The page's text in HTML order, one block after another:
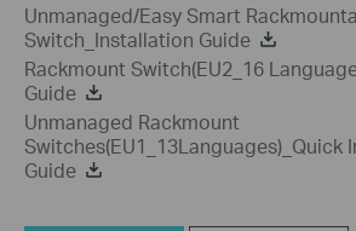
Unmanaged/Easy Smart
Switch_Installation Guide
Rackmount Switch(EU2_16
Guide
Unmanaged Rackmount
Switches(EU1_13Languages)_Quick
Guide